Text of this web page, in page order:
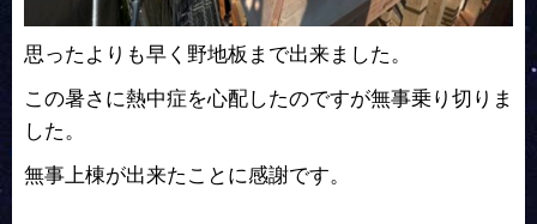
思ったよりも早く野地板まで出来ました。
この暑さに熱中症を心配したのですが無事乗り切りま
した。
無事上棟が出来たことに感謝です。